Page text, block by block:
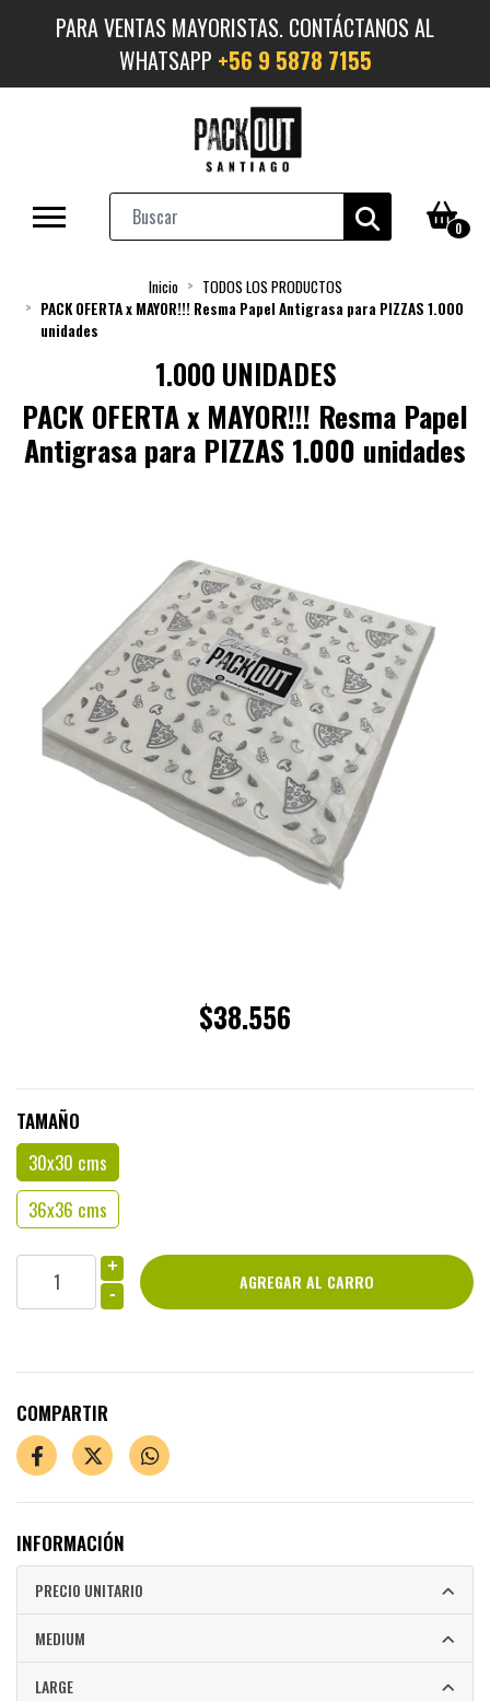
PARA VENTAS MAYORISTAS. CONTÁCTANOS AL
WHATSAPP +56 9 5878 7155
0
Inicio
TODOS LOS PRODUCTOS
PACK OFERTA x MAYOR!!! Resma Papel Antigrasa para PIZZAS 1.000
unidades
1.000 UNIDADES
PACK OFERTA x MAYOR!!! Resma Papel
Antigrasa para PIZZAS 1.000 unidades
$38.556
TAMAÑO
30x30 cms
36x36 cms
+
-
COMPARTIR
INFORMACIÓN
PRECIO UNITARIO
MEDIUM
LARGE